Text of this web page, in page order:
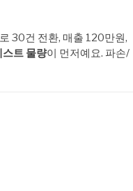
30건 전환, 매출 120만원,
스트 물량이 먼저예요. 파손/